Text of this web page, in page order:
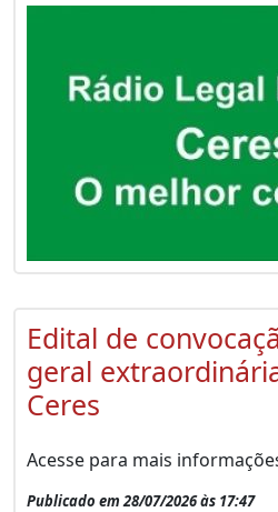
Edital de
geral
Ceres
Acesse para mais
Publicado em 28/07/2026 às 17:47